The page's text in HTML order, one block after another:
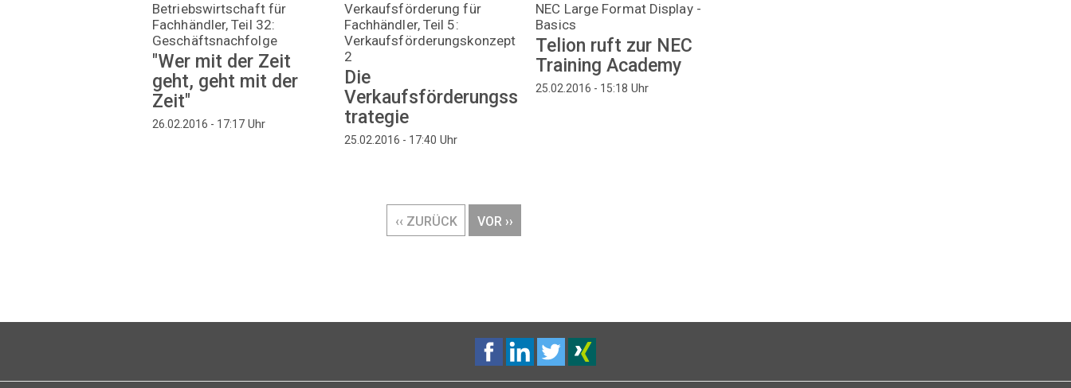
Betriebswirtschaft für
Fachhändler, Teil 32:
Geschäftsnachfolge
"Wer mit der Zeit
geht, geht mit der
Zeit"
26.02.2016 - 17:17 Uhr
Verkaufsförderung für
Fachhändler, Teil 5:
Verkaufsförderungskonzept
2
Die
Verkaufsförderungss
trategie
25.02.2016 - 17:40 Uhr
NEC Large Format Display -
Basics
Telion ruft zur NEC
Training Academy
25.02.2016 - 15:18 Uhr
VORHERIGE
‹‹ ZURÜCK
NÄCHSTE
VOR ››